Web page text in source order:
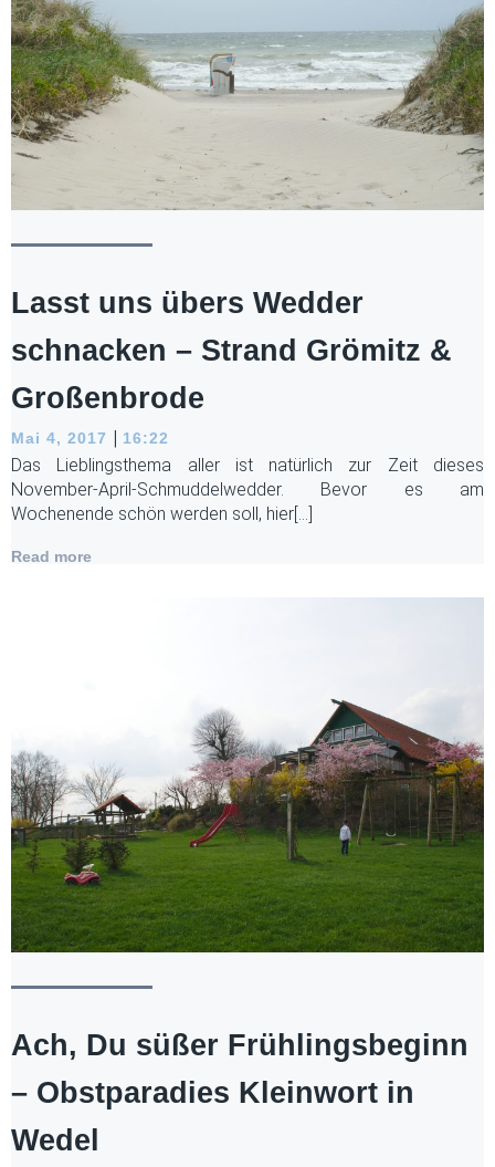
Lasst uns übers Wedder
schnacken – Strand Grömitz &
Großenbrode
Mai 4, 2017 | 16:22
Das Lieblingsthema aller ist natürlich zur Zeit dieses
November-April-Schmuddelwedder. Bevor es am
Wochenende schön werden soll, hier[…]
Read more
Ach, Du süßer Frühlingsbeginn
– Obstparadies Kleinwort in
Wedel